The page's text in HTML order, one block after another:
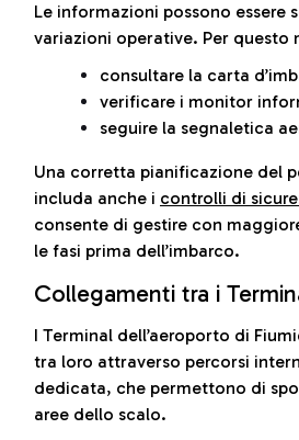
Le informazioni possono essere
variazioni operative. Per questo
consultare la carta
verificare i monitor
seguire la segnaletica
Una corretta pianificazione del
includa anche i controlli di
consente di gestire con
le fasi prima dell’imbarco.
Collegamenti tra i
I Terminal dell’aeroporto di
tra loro attraverso percorsi
dedicata, che permettono di
aree dello scalo.